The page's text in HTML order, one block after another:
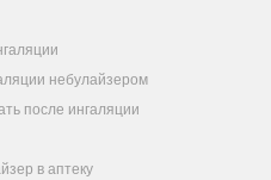
небулайзером
после ингаляции
в аптеку